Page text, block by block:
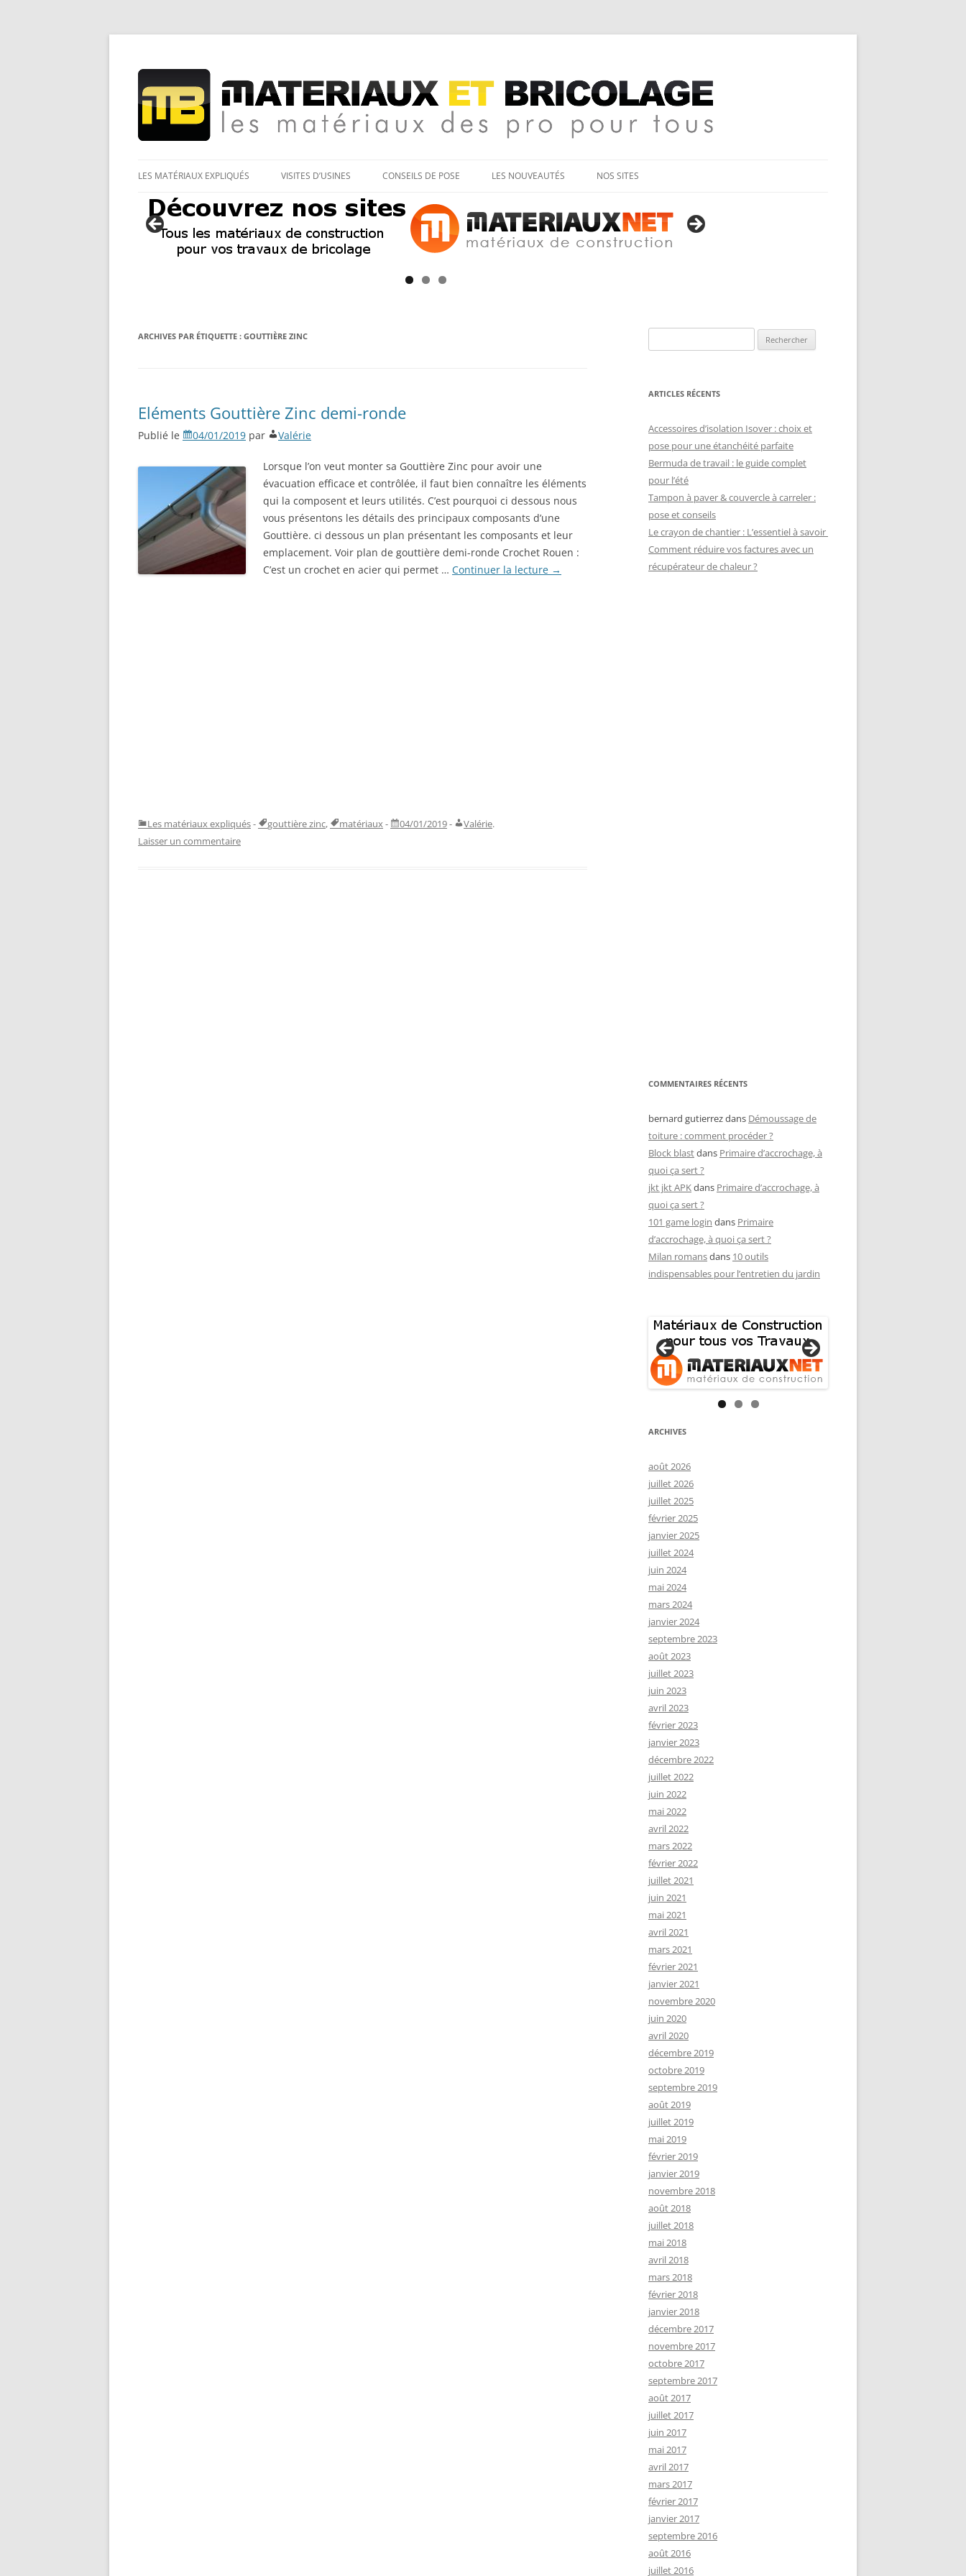
Matériaux et bricolage
au
LES MATÉRIAUX EXPLIQUÉS VISITES D’USINES CONSEILS DE POSE LES NOUVEAUTÉS NOS SITES
ARCHIVES PAR ÉTIQUETTE : GOUTTIÈRE ZINC
Eléments Gouttière Zinc demi-ronde
Publié le 04/01/2019 par Valérie
Lorsque l’on veut monter sa Gouttière Zinc pour avoir une
évacuation efficace et contrôlée, il faut bien connaître les éléments
qui la composent et leurs utilités. C’est pourquoi ci dessous nous
vous présentons les détails des principaux composants d’une
Gouttière. ci dessous un plan présentant les composants et leur
emplacement. Voir plan de gouttière demi-ronde Crochet Rouen :
C’est un crochet en acier qui permet … Continuer la lecture →
Les matériaux expliqués- gouttière zinc, matériaux- 04/01/2019- Valérie.
Laisser un commentaire
ARTICLES RÉCENTS
Accessoires d’isolation Isover : choix et
pose pour une étanchéité parfaite
Bermuda de travail : le guide complet
pour l’été
Tampon à paver & couvercle à carreler :
pose et conseils
Le crayon de chantier : L’essentiel à savoir
Comment réduire vos factures avec un
récupérateur de chaleur ?
COMMENTAIRES RÉCENTS
bernard gutierrezdans Démoussage de
toiture : comment procéder ?
Block blastdans Primaire d’accrochage, à
quoi ça sert ?
jkt jkt APKdans Primaire d’accrochage, à
quoi ça sert ?
101 game login dans Primaire
d’accrochage, à quoi ça sert ?
Milan romansdans 10 outils
indispensables pour l’entretien du jardin
ARCHIVES
août 2026
juillet 2026
juillet 2025
février 2025
janvier 2025
juillet 2024
juin 2024
mai 2024
mars 2024
janvier 2024
septembre 2023
août 2023
juillet 2023
juin 2023
avril 2023
février 2023
janvier 2023
décembre 2022
juillet 2022
juin 2022
mai 2022
avril 2022
mars 2022
février 2022
juillet 2021
juin 2021
mai 2021
avril 2021
mars 2021
février 2021
janvier 2021
novembre 2020
juin 2020
avril 2020
décembre 2019
octobre 2019
septembre 2019
août 2019
juillet 2019
mai 2019
février 2019
janvier 2019
novembre 2018
août 2018
juillet 2018
mai 2018
avril 2018
mars 2018
février 2018
janvier 2018
décembre 2017
novembre 2017
octobre 2017
septembre 2017
août 2017
juillet 2017
juin 2017
mai 2017
avril 2017
mars 2017
février 2017
janvier 2017
septembre 2016
août 2016
juillet 2016